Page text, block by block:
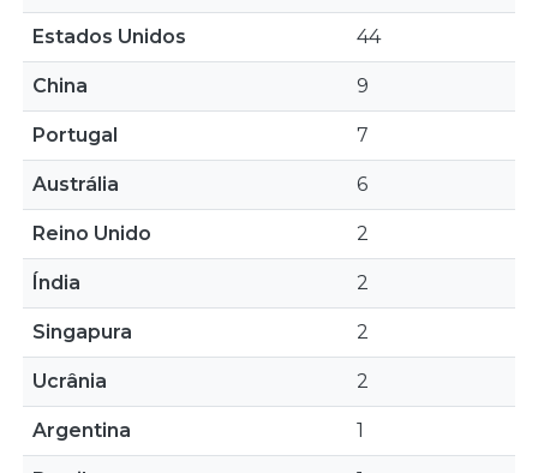
Estados Unidos 44
China 9
Portugal 7
Austrália 6
Reino Unido 2
Índia 2
Singapura 2
Ucrânia 2
Argentina 1